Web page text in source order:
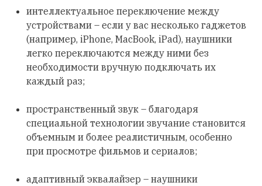
интеллектуальное переключение между
устройствами – если у вас несколько гаджетов
(например, iPhone, MacBook, iPad), наушники
легко переключаются между ними без
необходимости вручную подключать их
каждый раз;
пространственный звук – благодаря
специальной технологии звучание становится
объемным и более реалистичным, особенно
при просмотре фильмов и сериалов;
адаптивный эквалайзер – наушники